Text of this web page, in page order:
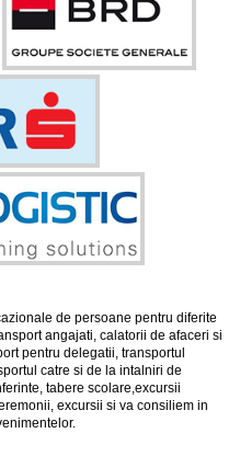
de persoane pentru diferite
angajati, calatorii de afaceri si
pentru delegatii, transportul
catre si de la intalniri de
tabere scolare,excursii
excursii si va consiliem in